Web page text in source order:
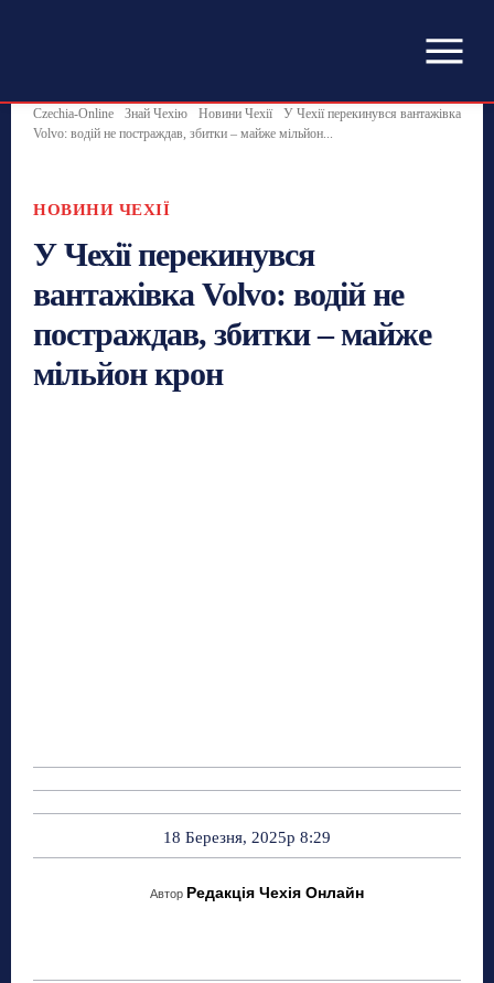
Czechia-Online Знай Чехію Новини Чехії
У Чехії перекинувся вантажівка
Volvo: водій не постраждав, збитки – майже мільйон...
НОВИНИ ЧЕХІЇ
У Чехії перекинувся
вантажівка Volvo: водій не
постраждав, збитки – майже
мільйон крон
18 Березня, 2025р 8:29
Автор Редакція Чехія Онлайн